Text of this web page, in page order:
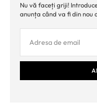
Nu vă faceți griji!
anunța când va fi din nou